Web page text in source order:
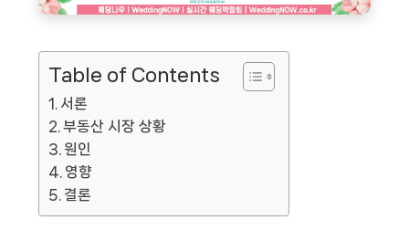
Table of Contents
서론
부동산 시장 상황
원인
영향
결론